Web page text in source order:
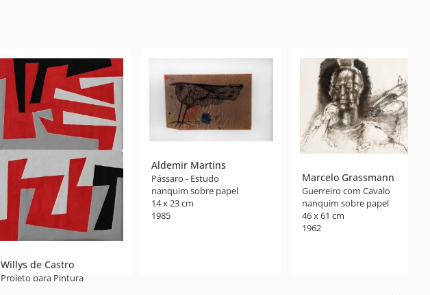
Willys de Castro
Projeto para Pintura
Aldemir Martins
Pássaro - Estudo
nanquim sobre papel
14 x 23 cm
1985
Marcelo Grassmann
Guerreiro com Cavalo
nanquim sobre papel
46 x 61 cm
1962